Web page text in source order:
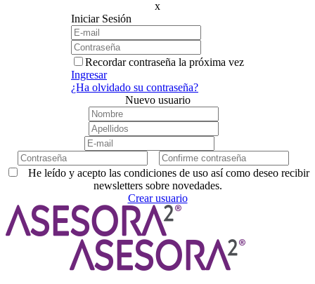
x
Iniciar Sesión
Recordar contraseña la próxima vez
Ingresar
¿Ha olvidado su contraseña?
Nuevo usuario
He leído y acepto las condiciones de uso así como deseo recibir
newsletters sobre novedades.
Crear usuario